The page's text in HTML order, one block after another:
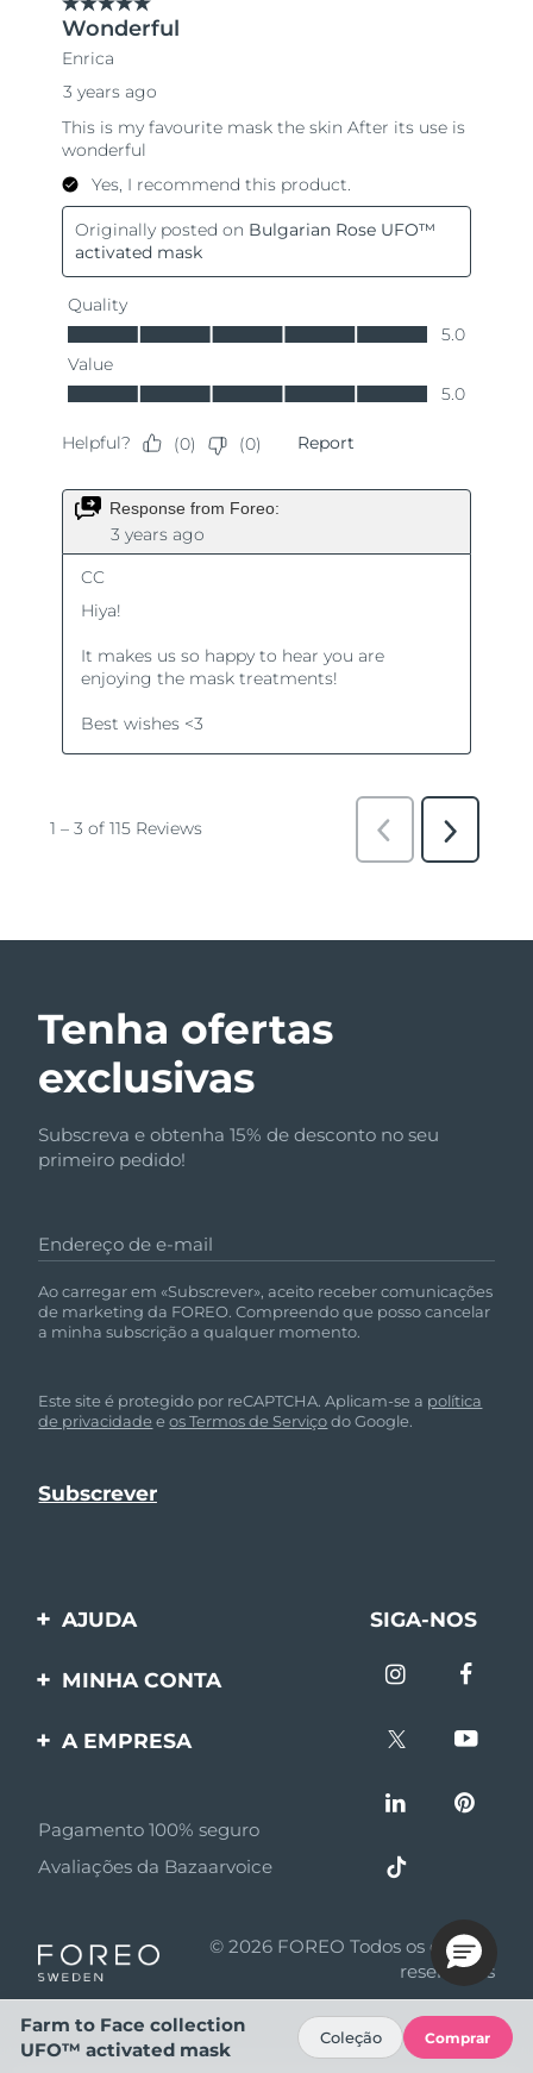
Tenha ofertas
exclusivas
Subscreva e obtenha 15% de desconto no seu
primeiro pedido!
Endereço de e-mail
Ao carregar em «Subscrever», aceito receber comunicações
de marketing da FOREO. Compreendo que posso cancelar
a minha subscrição a qualquer momento.
Este site é protegido por reCAPTCHA. Aplicam-se a política
de privacidade eos Termos de Serviçodo Google.
AJUDA
Entre em contato
SIGA-NOS
MINHA CONTA
Registro de produto
A EMPRESA
Afiliados
Notícias de afiliados
Parceiro minoritário
Termos de uso
Política de privacidade
Pagamento 100% seguro
Avaliações da Bazaarvoice
© 2026 FOREO Todos os direitos
reservados
Farm to Face collection
UFO™ activated mask
Coleção Comprar